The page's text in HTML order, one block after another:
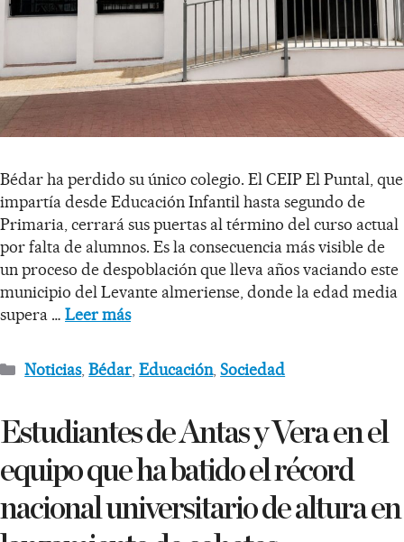
Bédar ha perdido su único colegio. El CEIP El Puntal, que
impartía desde Educación Infantil hasta segundo de
Primaria, cerrará sus puertas al término del curso actual
por falta de alumnos. Es la consecuencia más visible de
un proceso de despoblación que lleva años vaciando este
municipio del Levante almeriense, donde la edad media
supera … Leer más
Noticias,Bédar,Educación,Sociedad
Estudiantes de Antas y Vera en el
equipo que ha batido el récord
nacional universitario de altura en